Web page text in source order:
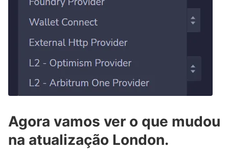
Agora vamos ver o que mudou
na atualização London.